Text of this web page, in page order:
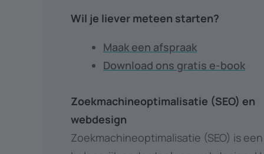
Wil je liever meteen starten?
Maak een afspraak
Download ons gratis e-book
Zoekmachineoptimalisatie (SEO) en
webdesign
Zoekmachineoptimalisatie (SEO) is een